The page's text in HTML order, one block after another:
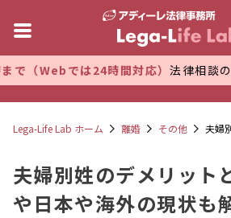
24時間対応）法律相談のご予約を受
Lega-Life Lab ホーム 離婚 その他 夫婦
夫婦別姓のデメリット
や日本や海外の現状も